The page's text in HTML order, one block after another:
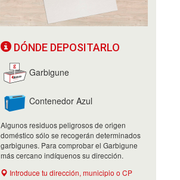
DÓNDE DEPOSITARLO
Garbigune
Contenedor Azul
Algunos residuos peligrosos de origen
doméstico sólo se recogerán determinados
garbigunes. Para comprobar el Garbigune
más cercano indíquenos su dirección.
Introduce tu dirección, municipio o CP